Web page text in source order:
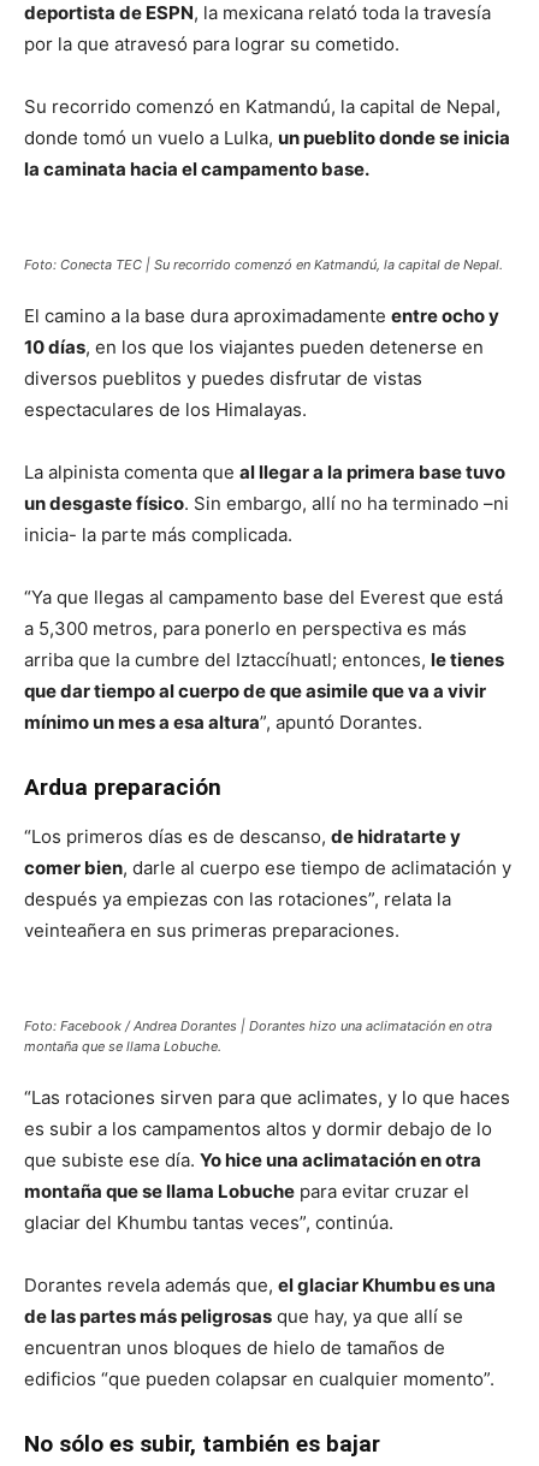
deportista de ESPN, la mexicana relató toda la travesía
por la que atravesó para lograr su cometido.
Su recorrido comenzó en Katmandú, la capital de Nepal,
donde tomó un vuelo a Lulka, un pueblito donde se inicia
la caminata hacia el campamento base.
Foto: Conecta TEC | Su recorrido comenzó en Katmandú, la capital de Nepal.
El camino a la base dura aproximadamente entre ocho y
10 días, en los que los viajantes pueden detenerse en
diversos pueblitos y puedes disfrutar de vistas
espectaculares de los Himalayas.
La alpinista comenta que al llegar a la primera base tuvo
un desgaste físico. Sin embargo, allí no ha terminado –ni
inicia- la parte más complicada.
“Ya que llegas al campamento base del Everest que está
a 5,300 metros, para ponerlo en perspectiva es más
arriba que la cumbre del Iztaccíhuatl; entonces, le tienes
que dar tiempo al cuerpo de que asimile que va a vivir
mínimo un mes a esa altura”, apuntó Dorantes.
Ardua preparación
“Los primeros días es de descanso, de hidratarte y
comer bien, darle al cuerpo ese tiempo de aclimatación y
después ya empiezas con las rotaciones”, relata la
veinteañera en sus primeras preparaciones.
Foto: Facebook / Andrea Dorantes | Dorantes hizo una aclimatación en otra
montaña que se llama Lobuche.
“Las rotaciones sirven para que aclimates, y lo que haces
es subir a los campamentos altos y dormir debajo de lo
que subiste ese día. Yo hice una aclimatación en otra
montaña que se llama Lobuche para evitar cruzar el
glaciar del Khumbu tantas veces”, continúa.
Dorantes revela además que, el glaciar Khumbu es una
de las partes más peligrosas que hay, ya que allí se
encuentran unos bloques de hielo de tamaños de
edificios “que pueden colapsar en cualquier momento”.
No sólo es subir, también es bajar